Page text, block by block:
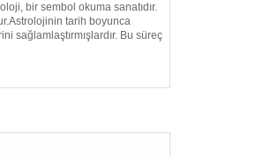
bir sembol okuma sanatıdır.
tarih boyunca
sağlamlaştırmışlardır. Bu süreç